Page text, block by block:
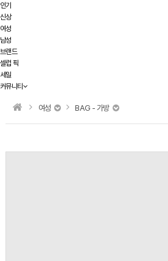
인기
신상
여성
남성
브랜드
셀럽 픽
세일
커뮤니티
여성 BAG - 가방